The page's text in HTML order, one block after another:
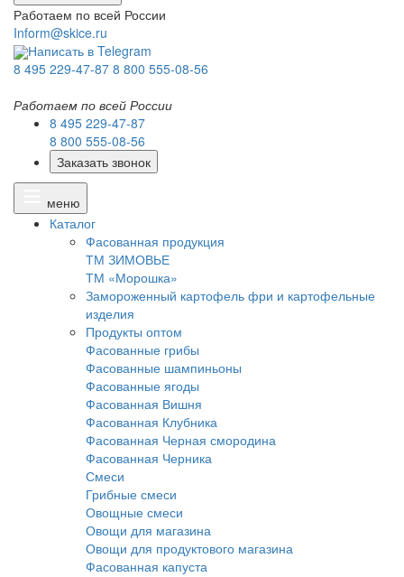
Работаем по всей России
Inform@skice.ru
Написать в Telegram
8 495 229-47-87 8 800 555-08-56
Работаем по всей России
8 495 229-47-87
8 800 555-08-56
Заказать звонок
меню
Каталог
Фасованная продукция
ТМ ЗИМОВЬЕ
ТМ «Морошка»
Замороженный картофель фри и картофельные
изделия
Продукты оптом
Фасованные грибы
Фасованные шампиньоны
Фасованные ягоды
Фасованная Вишня
Фасованная Клубника
Фасованная Черная смородина
Фасованная Черника
Смеси
Грибные смеси
Овощные смеси
Овощи для магазина
Овощи для продуктового магазина
Фасованная капуста